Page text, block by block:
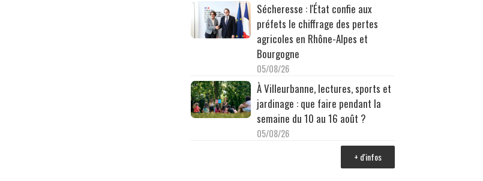
Sécheresse : l'État confie aux
préfets le chiffrage des pertes
agricoles en Rhône-Alpes et
Bourgogne
05/08/26
À Villeurbanne, lectures, sports et
jardinage : que faire pendant la
semaine du 10 au 16 août ?
05/08/26
+ d'infos